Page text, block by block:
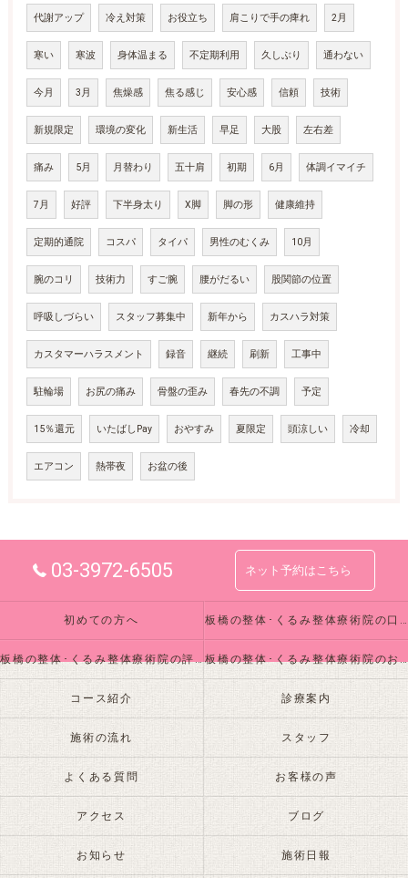
代謝アップ 冷え対策 お役立ち 肩こりで手の痺れ 2月
寒い 寒波 身体温まる 不定期利用 久しぶり 通わない
今月 3月 焦燥感 焦る感じ 安心感 信頼 技術
新規限定 環境の変化 新生活 早足 大股 左右差
痛み 5月 月替わり 五十肩 初期 6月 体調イマイチ
7月 好評 下半身太り X脚 脚の形 健康維持
定期的通院 コスパ タイパ 男性のむくみ 10月
腕のコリ 技術力 すご腕 腰がだるい 股関節の位置
呼吸しづらい スタッフ募集中 新年から カスハラ対策
カスタマーハラスメント 録音 継続 刷新 工事中
駐輪場 お尻の痛み 骨盤の歪み 春先の不調 予定
15％還元 いたばしPay おやすみ 夏限定 頭涼しい 冷却
エアコン 熱帯夜 お盆の後
03-3972-6505 ネット予約はこちら
初めての方へ 板橋の整体･くるみ整体療術院の口コミ情報
板橋の整体･くるみ整体療術院の評判 板橋の整体･くるみ整体療術院のお客様の声
コース紹介 診療案内
施術の流れ スタッフ
よくある質問 お客様の声
アクセス ブログ
お知らせ 施術日報